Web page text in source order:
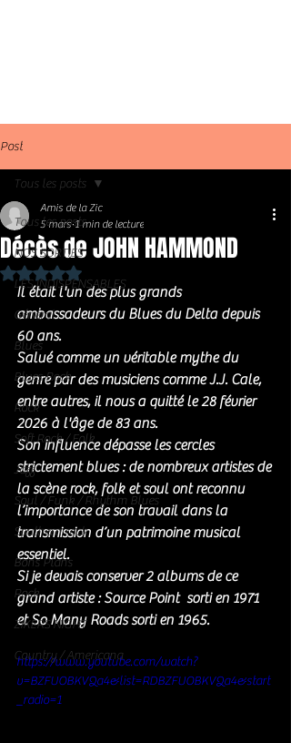
Post
Tous les posts
NOS SORTIES
LES INDISPENSABLES
Général
Blues
Blues Rock
Rock
Soft Rock / Folk
Jazz
Soul / Funk / Rhythm Blues
Southern rock
Bons Plans
Rock
ZIKERS NIGHT
Country / Americana
Tous les posts
Décès de JOHN HAMMOND
Amis de la Zic
5 mars 1 min de lecture
Noté NaN étoiles sur 5.
Il était l'un des plus grands
ambassadeurs du Blues du Delta depuis
60 ans.
Salué comme un véritable mythe du
genre par des musiciens comme J.J. Cale,
entre autres, il nous a quitté le 28 février
2026 à l'âge de 83 ans.
Son influence dépasse les cercles
strictement blues : de nombreux artistes de
la scène rock, folk et soul ont reconnu
l’importance de son travail dans la
transmission d’un patrimoine musical
essentiel.
Si je devais conserver 2 albums de ce
grand artiste : Source Point  sorti en 1971
et So Many Roads sorti en 1965.
https://www.youtube.com/watch?
v=BZFUOBKVQa4&list=RDBZFUOBKVQa4&start
_radio=1